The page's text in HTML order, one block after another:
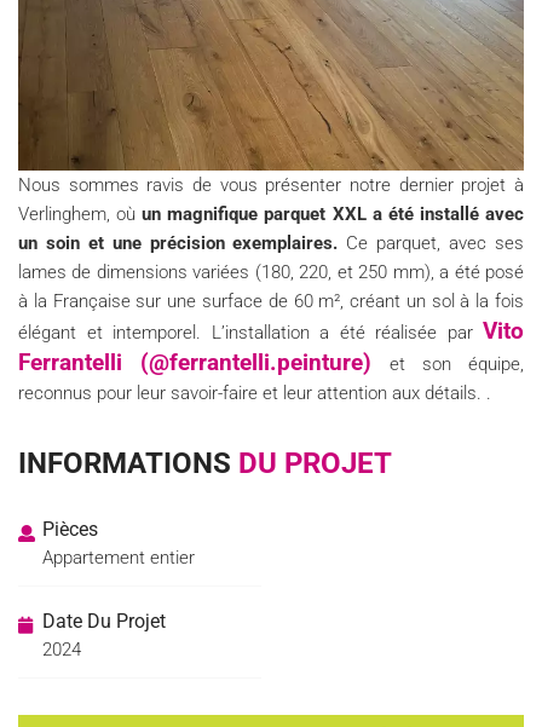
Nous sommes ravis de vous présenter notre dernier projet à
Verlinghem, oùun magnifique parquet XXL a été installé avec
un soin et une précision exemplaires. Ce parquet, avec ses
lames de dimensions variées (180, 220, et 250 mm), a été posé
à la Française sur une surface de 60 m², créant un sol à la fois
élégant et intemporel. L’installation a été réalisée par Vito
Ferrantelli (@ferrantelli.peinture) et son équipe,
reconnus pour leur savoir-faire et leur attention aux détails. .
INFORMATIONS DU PROJET
Pièces
Appartement entier
Date Du Projet
2024